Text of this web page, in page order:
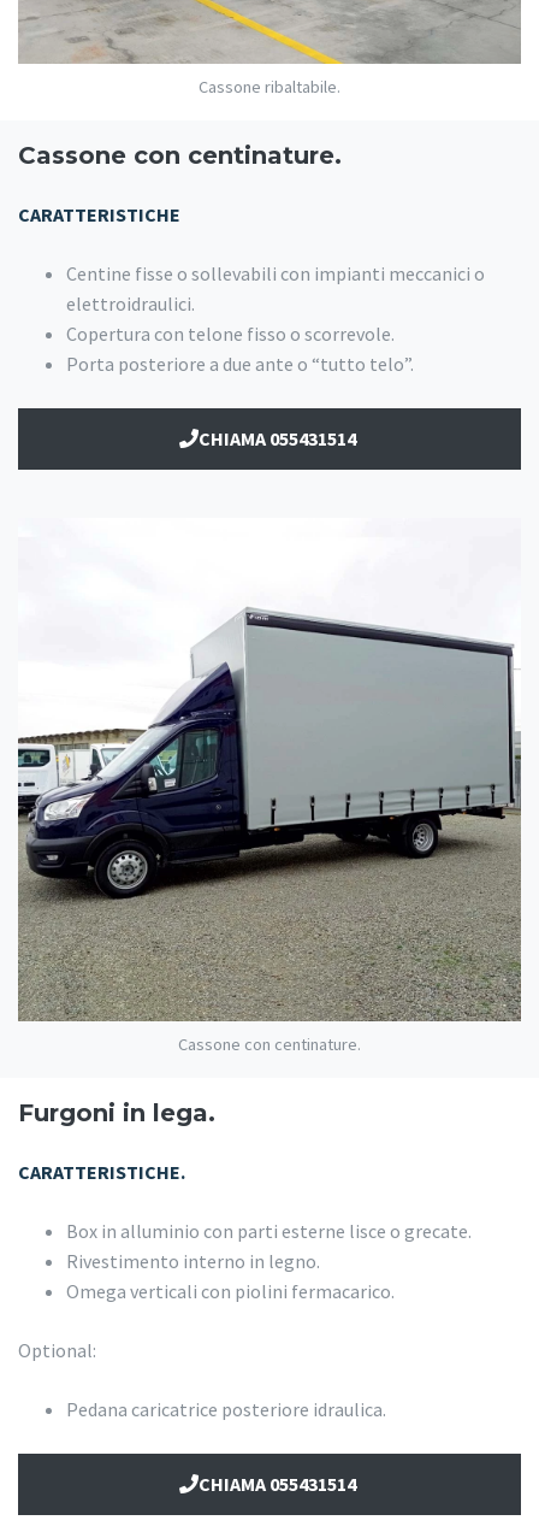
Cassone ribaltabile.
Cassone con centinature.
CARATTERISTICHE
Centine fisse o sollevabili con impianti meccanici o
elettroidraulici.
Copertura con telone fisso o scorrevole.
Porta posteriore a due ante o “tutto telo”.
CHIAMA 055431514
Cassone con centinature.
Furgoni in lega.
CARATTERISTICHE.
Box in alluminio con parti esterne lisce o grecate.
Rivestimento interno in legno.
Omega verticali con piolini fermacarico.
Optional:
Pedana caricatrice posteriore idraulica.
CHIAMA 055431514